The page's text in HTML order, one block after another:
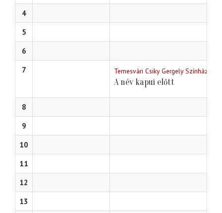
4
5
6
7
Temesvári Csiky Gergely Színház
A név kapui előtt
8
9
10
11
12
13